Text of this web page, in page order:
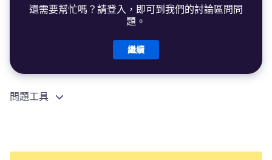
還需要幫忙嗎？請登入，即可到我們的討論區問問
題。
繼續
問題工具